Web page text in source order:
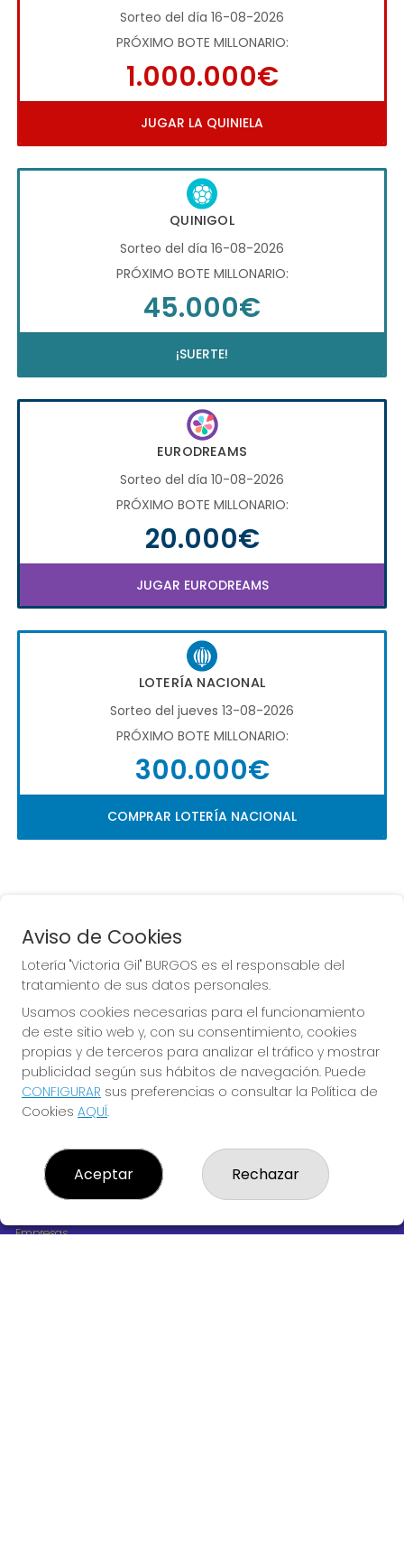
Sorteo del día 16-08-2026
PRÓXIMO BOTE MILLONARIO:
1.000.000€
JUGAR LA QUINIELA
QUINIGOL
Sorteo del día 16-08-2026
PRÓXIMO BOTE MILLONARIO:
45.000€
¡SUERTE!
EURODREAMS
Sorteo del día 10-08-2026
PRÓXIMO BOTE MILLONARIO:
20.000€
JUGAR EURODREAMS
LOTERÍA NACIONAL
Sorteo del jueves 13-08-2026
PRÓXIMO BOTE MILLONARIO:
300.000€
COMPRAR LOTERÍA NACIONAL
La de la Antigua de
Gamonal
¿Quiénes somos?
Comprar lotería
Resultados
Empresas
Aviso de Cookies
Lotería "Victoria Gil" BURGOS es el responsable del
tratamiento de sus datos personales.
Usamos cookies necesarias para el funcionamiento
de este sitio web y, con su consentimiento, cookies
propias y de terceros para analizar el tráfico y mostrar
publicidad según sus hábitos de navegación. Puede
CONFIGURAR sus preferencias o consultar la Política de
Cookies AQUÍ.
Aceptar Rechazar